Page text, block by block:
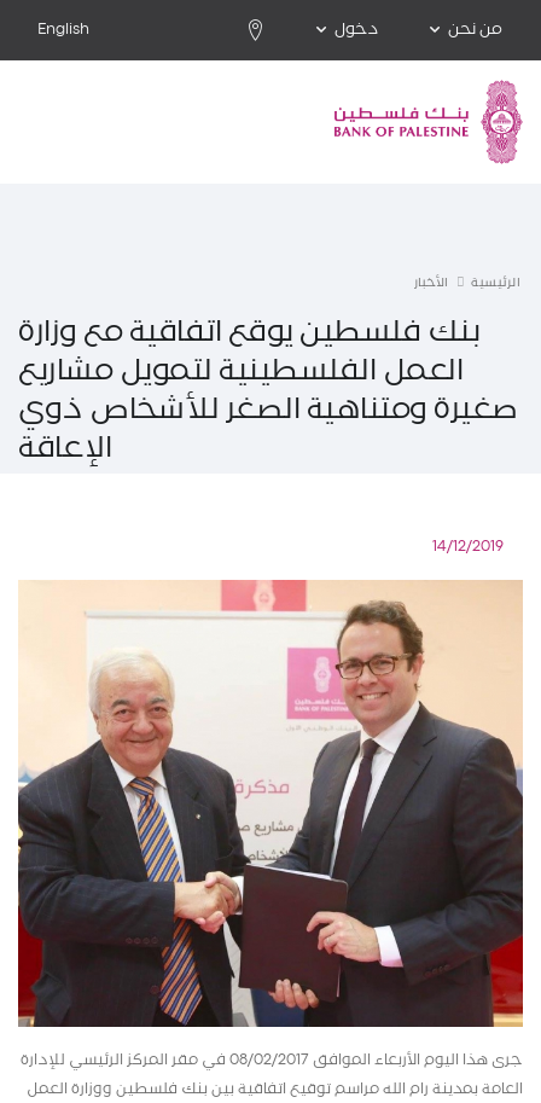
من نحن دخول English
الرئيسية الأخبار
بنك فلسطين يوقع اتفاقية مع وزارة
العمل الفلسطينية لتمويل مشاريع
صغيرة ومتناهية الصغر للأشخاص ذوي
الإعاقة
14/12/2019
جرى هذا اليوم الأربعاء الموافق 08/02/2017 في مقر المركز الرئيسي للإدارة
العامة بمدينة رام الله مراسم توقيع اتفاقية بين بنك فلسطين ووزارة العمل